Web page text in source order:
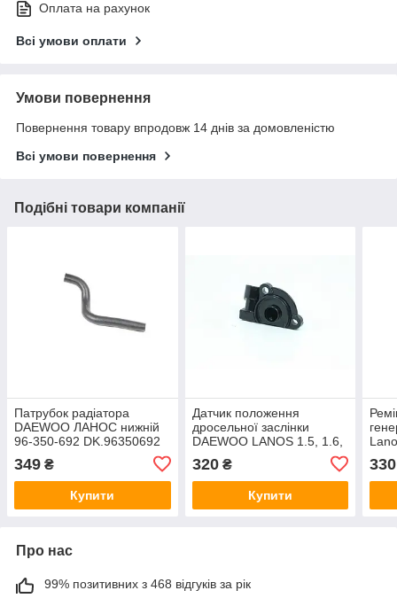
Оплата на рахунок
Всі умови оплати
Умови повернення
Повернення товару впродовж 14 днів за домовленістю
Всі умови повернення
Подібні товари компанії
Патрубок радіатора
DAEWOO ЛАНОС нижній
96-350-692 DK.96350692
349 ₴
Купити
Датчик положення
дросельної заслінки
DAEWOO LANOS 1.5, 1.6,
94580175
320₴
Купити
330
Про нас
99% позитивних з 468 відгуків за рік